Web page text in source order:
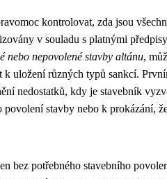
kontrolovat, zda jsou
v souladu s platnými
nebo nepovolené stavby altánu,
k uložení různých typů sankcí.
nedostatků, kdy je stavebník
povolení stavby nebo k prokázání,
bez potřebného stavebního